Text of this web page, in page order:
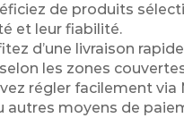
de produits
et leur fiabilité.
d’une livraison
les zones
régler facilement via
autres moyens de